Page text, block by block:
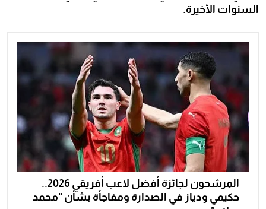
السنوات الأخيرة.
المرشحون لجائزة أفضل لاعب أفريقي 2026..
حكيمي ودياز في الصدارة ومفاجأة بشأن "محمد